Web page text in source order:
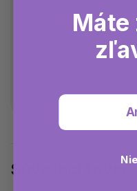
Denná dávka
Súvisiaci tovar
Máte